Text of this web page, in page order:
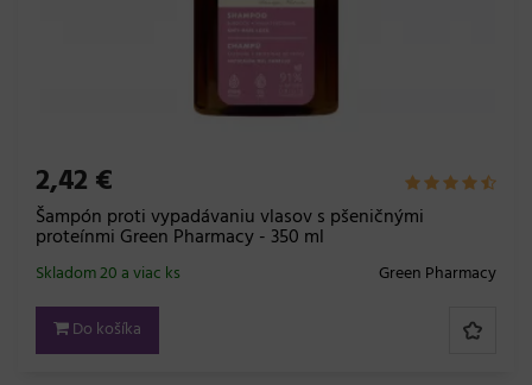
2,42 €
Šampón proti vypadávaniu vlasov s pšeničnými
proteínmi Green Pharmacy - 350 ml
Green Pharmacy
Skladom 20 a viac ks
Do košíka